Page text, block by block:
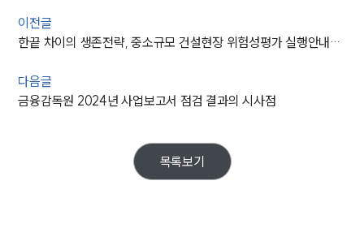
이전글
한끝 차이의 생존전략, 중소규모 건설현장 위험성평가 실행안내서 발표
다음글
금융감독원 2024년 사업보고서 점검 결과의 시사점
목록보기